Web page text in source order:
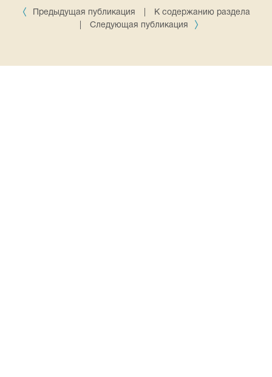
Предыдущая публикация
К содержанию раздела
Следующая публикация